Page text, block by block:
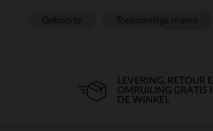
LEVERING, RETOUR
OMRUILING GRATIS
DE WINKEL